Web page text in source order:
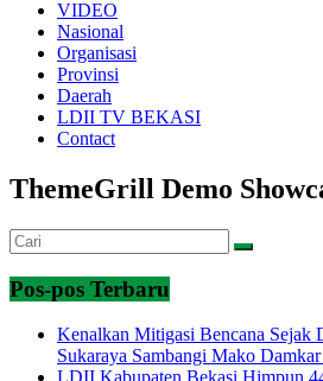
VIDEO
Nasional
Organisasi
Provinsi
Daerah
LDII TV BEKASI
Contact
ThemeGrill Demo
Pos-pos Terbaru
Kenalkan Mitigasi Bencana
Sukaraya Sambangi Mako